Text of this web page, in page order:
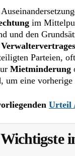
im
und den
Verwaltervertrages
Parteien,
Mietminderung
um eine vorherige
Urteil